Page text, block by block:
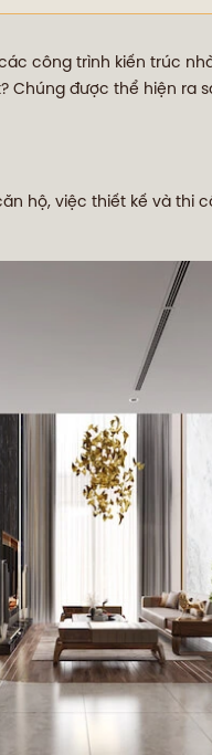
công trình kiến trúc
được thể hiện ra
hộ, việc thiết kế và thi